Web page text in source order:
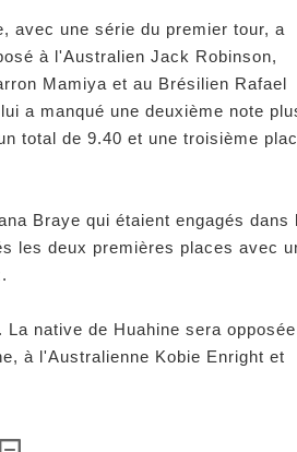
avec une série du premier tour, a
à l'Australien Jack Robinson,
Mamiya et au Brésilien Rafael
a manqué une deuxième note
total de 9.40 et une troisième
Braye qui étaient engagés dans
les deux premières places avec
native de Huahine sera opposée
à l'Australienne Kobie Enright et